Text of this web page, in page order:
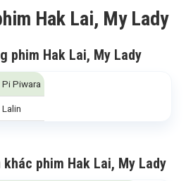
Hak Lai, My Lady
phim Hak Lai, My Lady
Pi Piwara
Lalin
phim Hak Lai, My Lady